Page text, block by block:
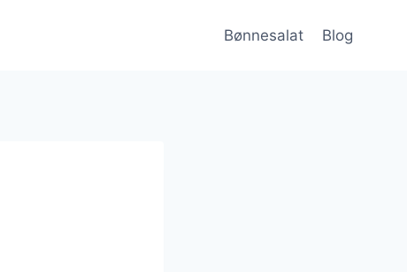
Bønnesalat Blog